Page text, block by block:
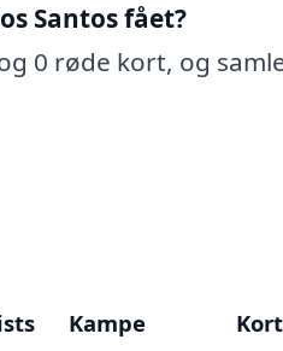
Santos fået?
0 røde kort, og
Kampe Kort